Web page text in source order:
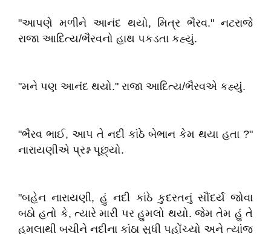
"આપણે મળીને આનંદ થયો, મિત્ર ભૈરવ." નટરાજે
રાજા આદિત્ય/ભૈરવનો હાથ પકડતા કહ્યું.
"મને પણ આનંદ થયો." રાજા આદિત્ય/ભૈરવએ કહ્યું.
"ભૈરવ ભાઈ, આપ તે નદી કાંઠે બેભાન કેમ થયા હતા ?"
નારાયણીએ પ્રશ્ન પૂછ્યો.
"બહેન નારાયણી, હું નદી કાંઠે કુદરતનું સૌંદર્ય જોવા
બઠો હતો કે, ત્યારે મારી પર હુમલો થયો. જેમ તેમ હું તે
હુમલાથી બચીને નદીના કાંઠા સુધી પહોંચ્યો અને ત્યાંજ